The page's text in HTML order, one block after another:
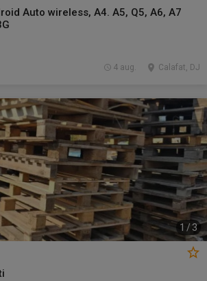
Auto wireless, A4. A5, Q5, A6, A7
Calafat, DJ
4 aug.
1 /3